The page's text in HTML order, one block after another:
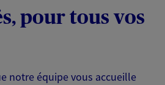
pour tous vos
notre équipe vous accueille